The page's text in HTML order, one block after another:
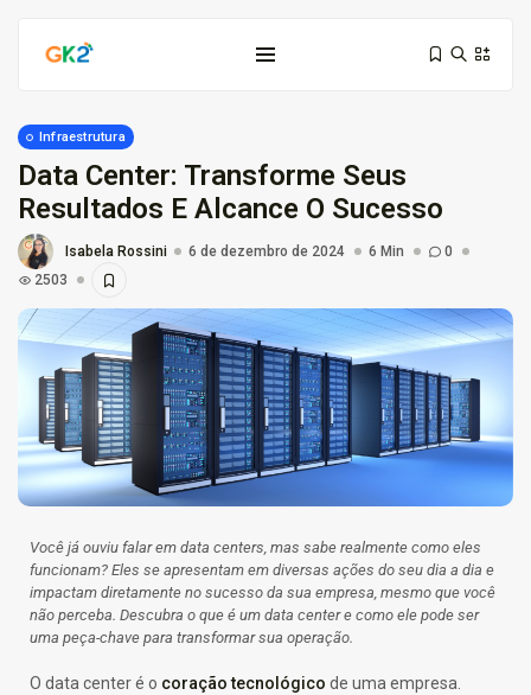
Domínio é investimento: proteja sua...
10 de março de 2026 6 Min
Domínio .co ou .me: qual...
3 de março de 2026 9 Min
Por que empresas escolhem suporte...
26 de fevereiro de 2026 7 Min
Infraestrutura
Data Center: Transforme Seus
Resultados E Alcance O Sucesso
Isabela Rossini 6 de dezembro de 2024 6 Min
0
2503
Você já ouviu falar em data centers, mas sabe realmente como eles
funcionam? Eles se apresentam em diversas ações do seu dia a dia e
impactam diretamente no sucesso da sua empresa, mesmo que você
não perceba. Descubra o que é um data center e como ele pode ser
uma peça-chave para transformar sua operação.
O data center é o coração tecnológico de uma empresa.